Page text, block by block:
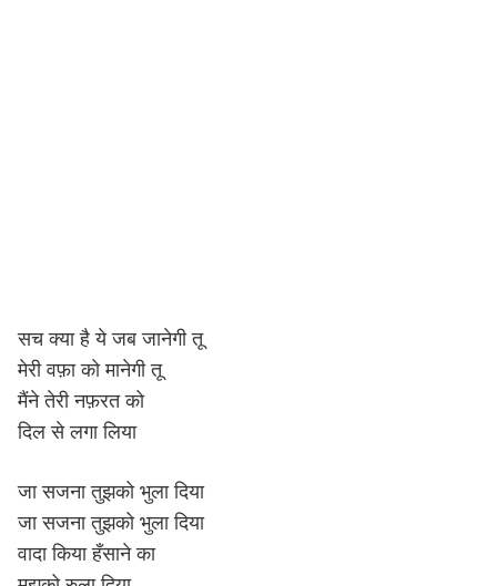
सच क्या है ये जब जानेगी तू
मेरी वफ़ा को मानेगी तू
मैंने तेरी नफ़रत को
दिल से लगा लिया
जा सजना तुझको भुला दिया
जा सजना तुझको भुला दिया
वादा किया हँसाने का